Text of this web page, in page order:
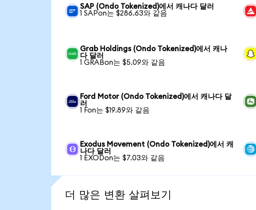
SAP (Ondo Tokenized)에서 캐나다 달러
1 SAPon는 $286.63와 같음
Grab Holdings (Ondo Tokenized)에서 캐나
다 달러
1 GRABon는 $5.09와 같음
Ford Motor (Ondo Tokenized)에서 캐나다 달
러
1 Fon는 $19.89와 같음
Exodus Movement (Ondo Tokenized)에서 캐
나다 달러
1 EXODon는 $7.03와 같음
더 많은 변환 살펴보기